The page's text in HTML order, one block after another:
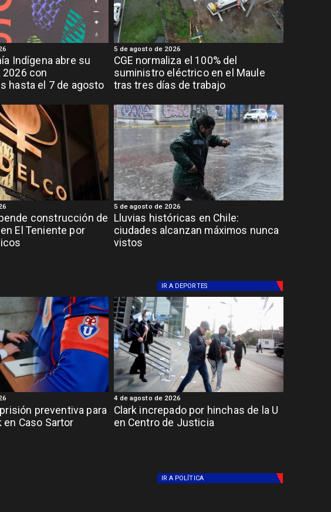
Indígena abre su
con
hasta el 7 de agosto
CGE normaliza el 100% del
suministro eléctrico en el Maule
tras tres días de trabajo
5 de agosto de 2026
construcción de
El Teniente por
Lluvias históricas en Chile:
ciudades alcanzan máximos nunca
vistos
5 de agosto de 2026
IR A DEPORTES
preventiva para
en Caso Sartor
Clark increpado por hinchas de la U
en Centro de Justicia
4 de agosto de 2026
IR A POLÍTICA